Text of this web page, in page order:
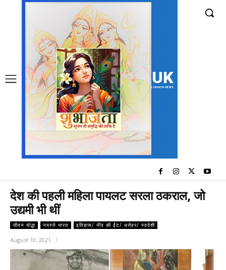
UK
LONDON NEWS
देश की पहली महिला पायलट सरला ठकराल, जो
उद्यमी भी थीं
जीवन योद्धा नमस्ते भारत इतिहास/ नींव की ईंट/ धरोहर/ स्वदेशी
August 10, 2021